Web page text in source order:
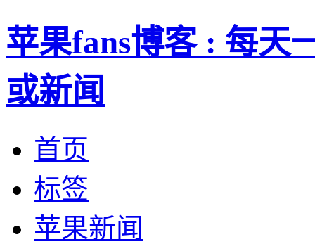
苹果fans博客 : 每天
或新闻
首页
标签
苹果新闻